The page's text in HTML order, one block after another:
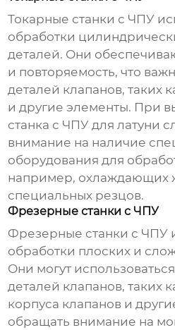
Токарные станки с ЧПУ
обработки
деталей. Они
и повторяемость, что
деталей клапанов, таких
и другие элементы. При
станка с ЧПУ для латуни
внимание на наличие
оборудования для
например, охлаждающих
специальных резцов.
Фрезерные станки с ЧПУ
Фрезерные станки с ЧПУ
обработки плоских и
Они могут
деталей клапанов, таких
корпуса клапанов и
обращать внимание на